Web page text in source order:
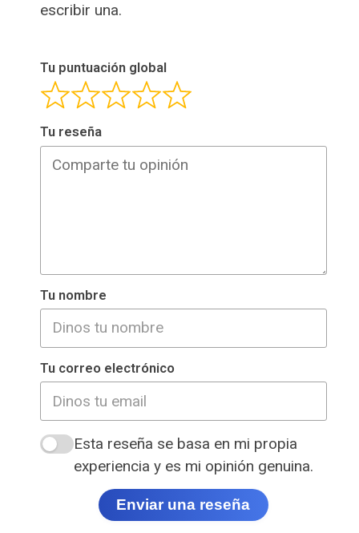
escribir una.
Tu puntuación global
Tu reseña
Tu nombre
Tu correo electrónico
Esta reseña se basa en mi propia
experiencia y es mi opinión genuina.
Enviar una reseña